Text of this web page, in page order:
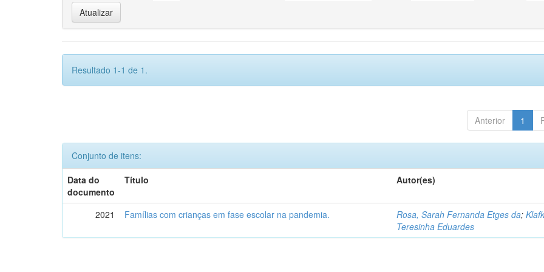
Resultado 1-1 de 1.
Anterior 1
Conjunto de itens:
Data do
documento
Título Autor(es)
2021 Famílias com crianças em fase escolar na pandemia. Rosa, Sarah Fernanda Etges da;
Teresinha Eduardes